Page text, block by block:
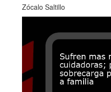
Zócalo Saltillo